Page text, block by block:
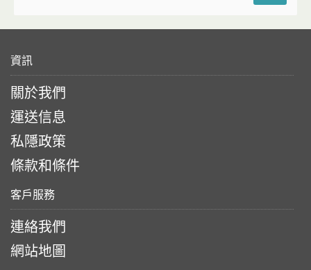
資訊
關於我們
運送信息
私隱政策
條款和條件
客戶服務
連絡我們
網站地圖